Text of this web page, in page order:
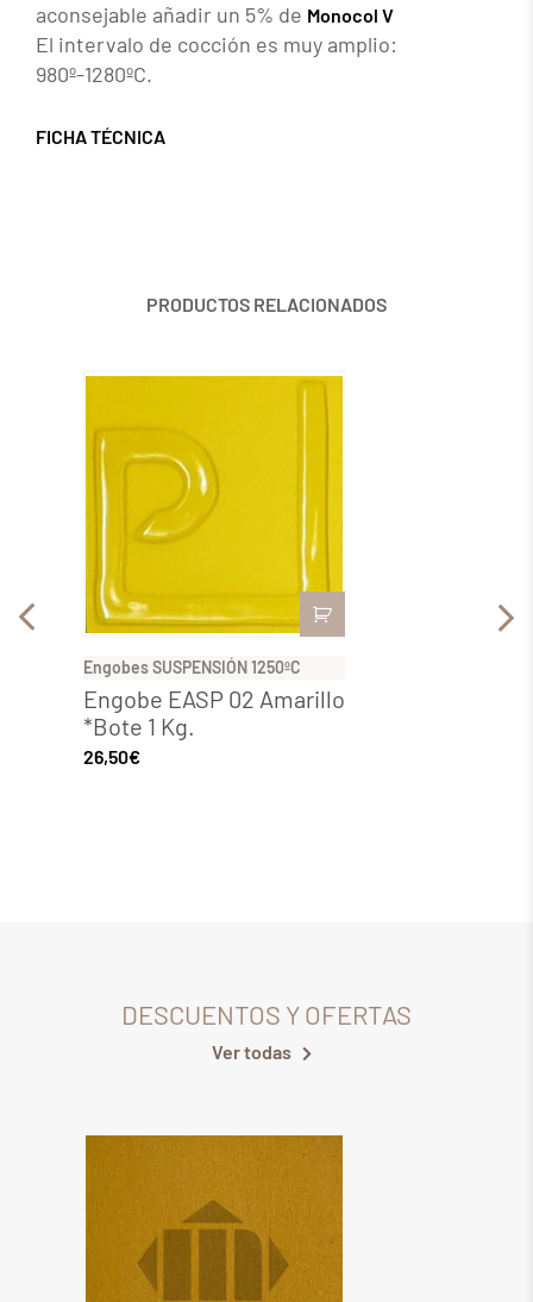
aconsejable añadir un 5% de Monocol V
El intervalo de cocción es muy amplio:
980º-1280ºC.
FICHA TÉCNICA
PRODUCTOS RELACIONADOS
Engobes SUSPENSIÓN 1250ºC
Engobe EASP 02 Amarillo
*Bote 1 Kg.
26,50€
DESCUENTOS Y OFERTAS
Ver todas